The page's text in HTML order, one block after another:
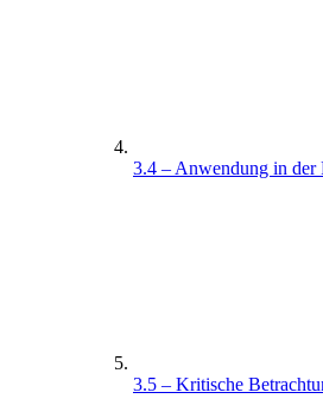
3.4 – Anwendung in der
3.5 – Kritische